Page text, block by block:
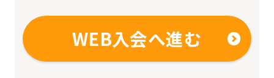
WEB入会へ進む
accurate
translation.
The